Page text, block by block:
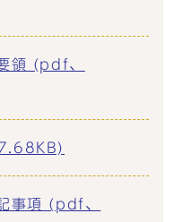
領 (pdf、
事項 (pdf、